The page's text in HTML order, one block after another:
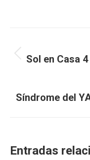
entre
Sol en Casa
Síndrome del
Entradas